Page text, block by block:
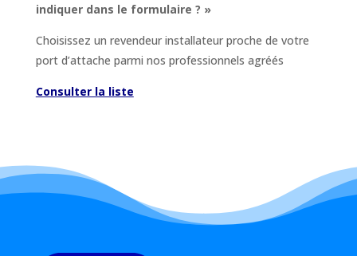
indiquer dans le formulaire ? »
Choisissez un revendeur installateur proche de votre
port d’attache parmi nos professionnels agréés
Consulter la liste